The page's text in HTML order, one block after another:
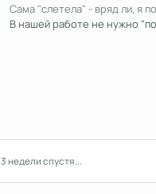
Сама "слетела" - вряд ли, я
В нашей работе не нужно
3 недели спустя...